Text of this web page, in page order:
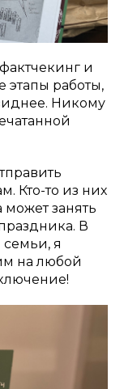
и
этапы работы,
Никому
Кто-то из них
занять
В
я
на любой